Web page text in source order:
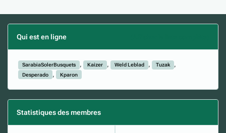
Qui est en ligne
SarabiaSolerBusquets Kaizer Weld Leblad
Tuzak
Desperado
Kparon
Statistiques des membres